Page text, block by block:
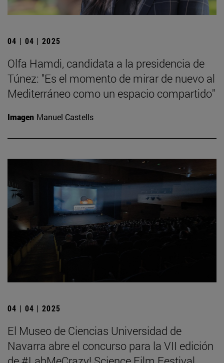
04 | 04 | 2025
Olfa Hamdi, candidata a la presidencia de
Túnez: "Es el momento de mirar de nuevo al
Mediterráneo como un espacio compartido"
Imagen Manuel Castells
04 | 04 | 2025
El Museo de Ciencias Universidad de
Navarra abre el concurso para la VII edición